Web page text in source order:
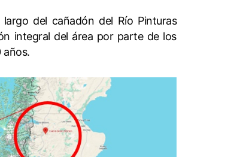
del cañadón del Río Pinturas
integral del área por parte de los
años.